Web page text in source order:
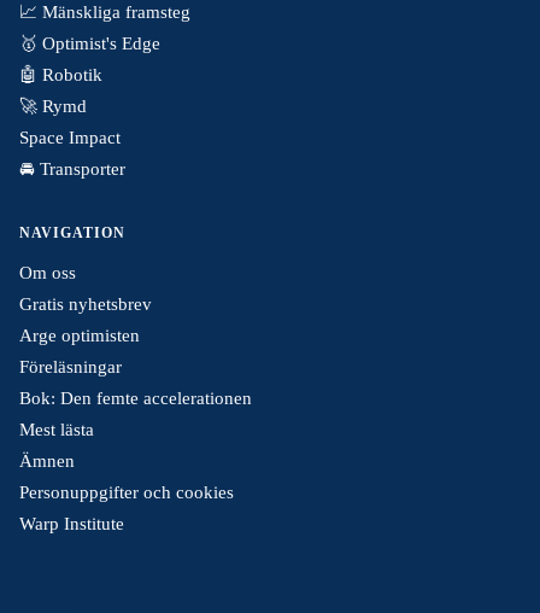
📈 Mänskliga framsteg
🥇 Optimist's Edge
🤖 Robotik
🚀 Rymd
Space Impact
🚘 Transporter
NAVIGATION
Om oss
Gratis nyhetsbrev
Arge optimisten
Föreläsningar
Bok: Den femte accelerationen
Mest lästa
Ämnen
Personuppgifter och cookies
Warp Institute